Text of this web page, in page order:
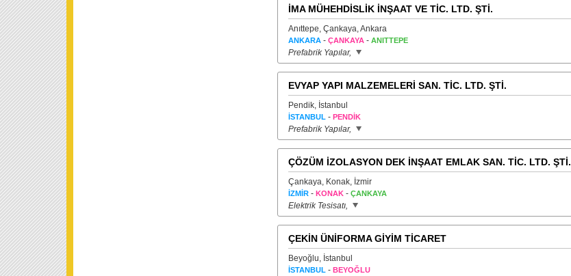
İMA MÜHEHDİSLİK İNŞAAT VE TİC. LTD. ŞTİ.
Anıttepe, Çankaya, Ankara
ANKARA- ÇANKAYA- ANITTEPE
Prefabrik Yapılar,
EVYAP YAPI MALZEMELERİ SAN. TİC. LTD. ŞTİ.
Pendik, İstanbul
İSTANBUL- PENDİK
Prefabrik Yapılar,
ÇÖZÜM İZOLASYON DEK İNŞAAT EMLAK SAN. TİC. LTD. ŞTİ.
Çankaya, Konak, İzmir
İZMİR- KONAK- ÇANKAYA
Elektrik Tesisatı,
ÇEKİN ÜNİFORMA GİYİM TİCARET
Beyoğlu, İstanbul
İSTANBUL- BEYOĞLU